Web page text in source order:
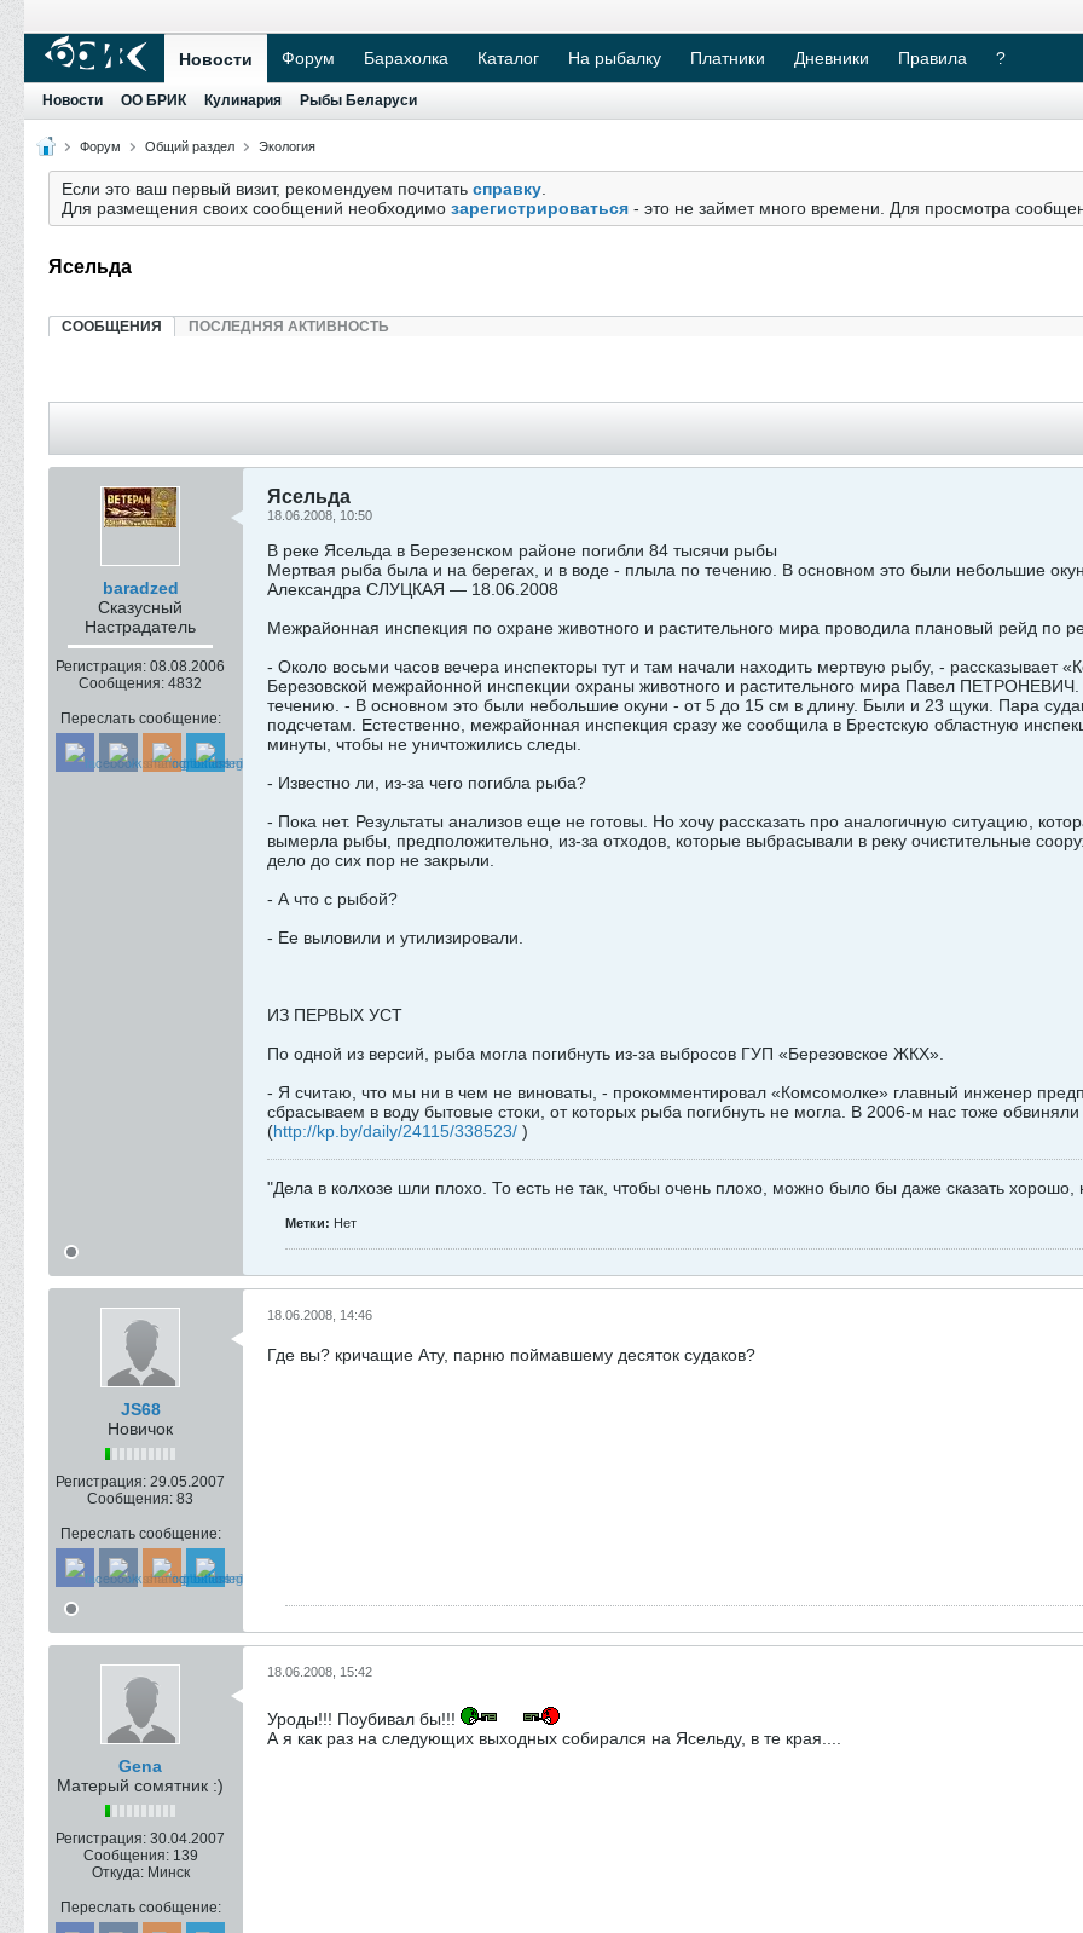
Новости Форум Барахолка Каталог На рыбалку Платники Дневники Правила ?
Новости ОО БРИК Кулинария Рыбы Беларуси
Форум Общий раздел Экология
Если это ваш первый визит, рекомендуем почитать справку
Для размещения своих сообщений необходимо зарегистрироваться - это не займет много времени. Для просмотра
Ясельда
СООБЩЕНИЯ ПОСЛЕДНЯЯ АКТИВНОСТЬ
baradzed
Сказусный
Настрадатель
Регистрация: 08.08.2006
Сообщения: 4832
Переслать сообщение:
Ясельда
18.06.2008, 10:50
В реке Ясельда в Березенском районе погибли 84 тысячи рыбы
Мертвая рыба была и на берегах, и в воде - плыла по течению. В основном это были небольшие
Александра СЛУЦКАЯ — 18.06.2008
Межрайонная инспекция по охране животного и растительного мира проводила плановый рейд по
- Около восьми часов вечера инспекторы тут и там начали находить мертвую рыбу, - рассказывает
Березовской межрайонной инспекции охраны животного и растительного мира Павел
течению. - В основном это были небольшие окуни - от 5 до 15 см в длину. Были и 23 щуки. Пара
подсчетам. Естественно, межрайонная инспекция сразу же сообщила в Брестскую областную
минуты, чтобы не уничтожились следы.
- Известно ли, из-за чего погибла рыба?
- Пока нет. Результаты анализов еще не готовы. Но хочу рассказать про аналогичную ситуацию,
вымерла рыбы, предположительно, из-за отходов, которые выбрасывали в реку очистительные
дело до сих пор не закрыли.
- А что с рыбой?
- Ее выловили и утилизировали.
ИЗ ПЕРВЫХ УСТ
По одной из версий, рыба могла погибнуть из-за выбросов ГУП «Березовское ЖКХ».
- Я считаю, что мы ни в чем не виноваты, - прокомментировал «Комсомолке» главный инженер
сбрасываем в воду бытовые стоки, от которых рыба погибнуть не могла. В 2006-м нас тоже
(http://kp.by/daily/24115/338523/ )
"Дела в колхозе шли плохо. То есть не так, чтобы очень плохо, можно было бы даже сказать
Метки: Нет
JS68
Новичок
Регистрация: 29.05.2007
Сообщения: 83
Переслать сообщение:
18.06.2008, 14:46
Где вы? кричащие Ату, парню поймавшему десяток судаков?
Gena
Матерый сомятник :)
Регистрация: 30.04.2007
Сообщения: 139
Откуда: Минск
Переслать сообщение:
18.06.2008, 15:42
Уроды!!! Поубивал бы!!!
А я как раз на следующих выходных собирался на Ясельду, в те края....